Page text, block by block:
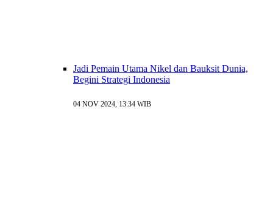
Jadi Pemain Utama Nikel dan Bauksit Dunia,
Begini Strategi Indonesia
04 NOV 2024, 13:34 WIB